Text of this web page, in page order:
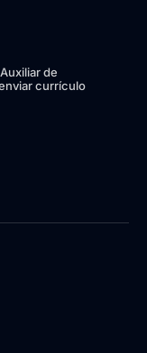
de
currículo